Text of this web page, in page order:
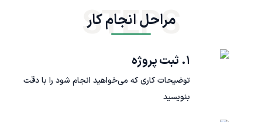
مراحل انجام کار
STEPS
۱. ثبت پروژه
توضیحات کاری که می‌خواهید انجام شود را با دقت
بنویسید